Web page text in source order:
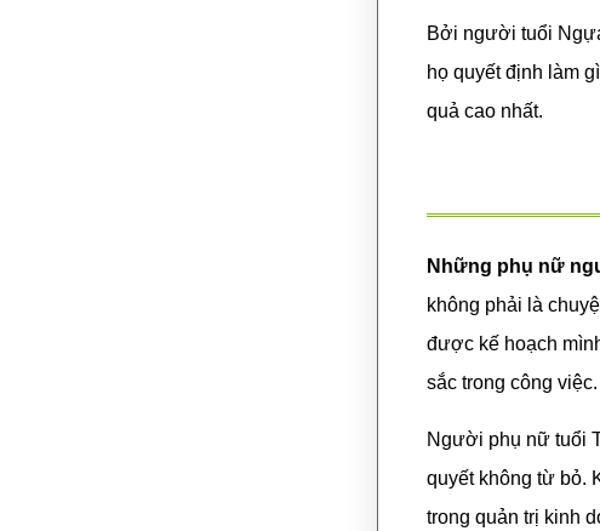
Bởi người tuổi
họ quyết định làm
quả cao nhất.
Những phụ nữ
không phải là
được kế hoạch
sắc trong công việc.
Người phụ nữ tuổi
quyết không từ bỏ.
trong quản trị kinh